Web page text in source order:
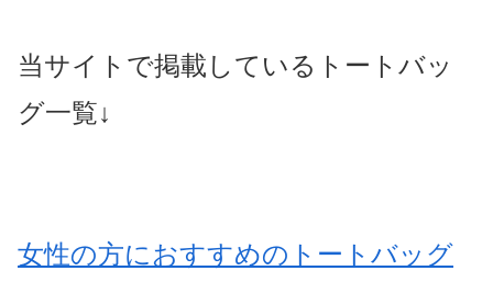
当サイトで掲載しているトートバッ
グ一覧↓
女性の方におすすめのトートバッグ